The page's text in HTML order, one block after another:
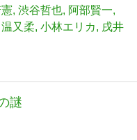
渋谷哲也 阿部賢一
温又柔 小林エリカ
戌井
謎